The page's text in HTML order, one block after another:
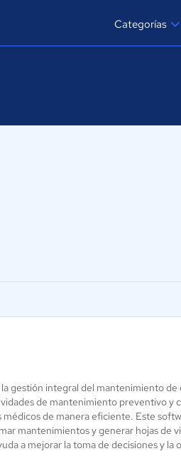
Categorías
Fracttal One
4.3 / 5
gestión integral del mantenimiento
de mantenimiento preventivo y
médicos de manera eficiente. Este
mantenimientos y generar hojas de
a mejorar la toma de decisiones y